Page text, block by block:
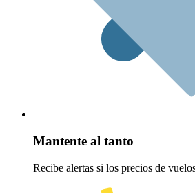
Mantente al tanto
Recibe alertas si los precios de